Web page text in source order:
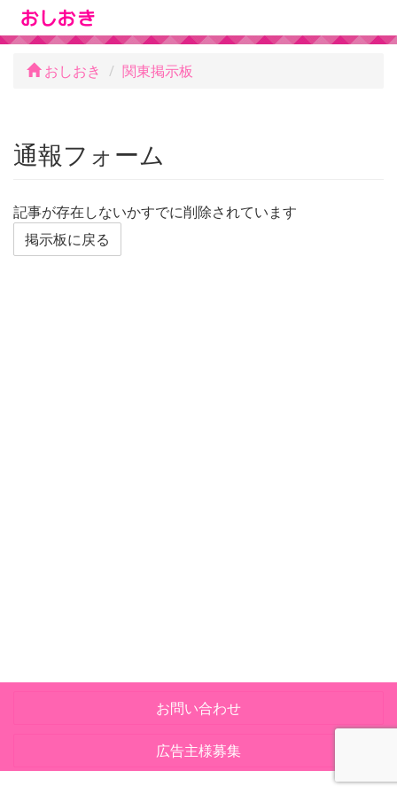
おしおき 関東掲示板
通報フォーム
記事が存在しないかすでに削除されています
掲示板に戻る
お問い合わせ
広告主様募集